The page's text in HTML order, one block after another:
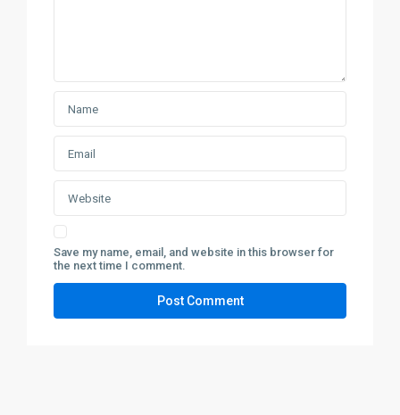
Save my name, email, and website in this browser for
the next time I comment.